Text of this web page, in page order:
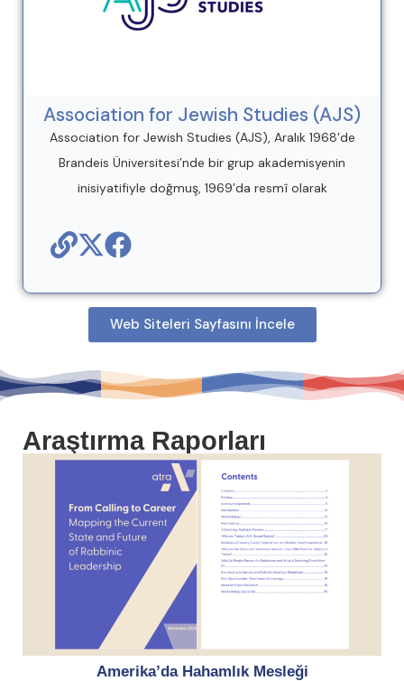
Association for Jewish Studies (AJS)
Association for Jewish Studies (AJS), Aralık 1968’de
Brandeis Üniversitesi’nde bir grup akademisyenin
inisiyatifiyle doğmuş, 1969’da resmî olarak
Web Siteleri Sayfasını İncele
Araştırma Raporları
Amerika’da Hahamlık Mesleği